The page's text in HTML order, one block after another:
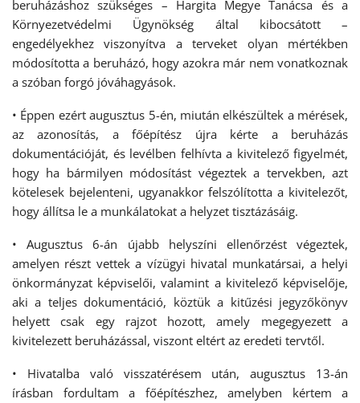
beruházáshoz szükséges – Hargita Megye Tanácsa és a
Környezetvédelmi Ügynökség által kibocsátott –
engedélyekhez viszonyítva a terveket olyan mértékben
módosította a beruházó, hogy azokra már nem vonatkoznak
a szóban forgó jóváhagyások.
• Éppen ezért augusztus 5-én, miután elkészültek a mérések,
az azonosítás, a főépítész újra kérte a beruházás
dokumentációját, és levélben felhívta a kivitelező figyelmét,
hogy ha bármilyen módosítást végeztek a tervekben, azt
kötelesek bejelenteni, ugyanakkor felszólította a kivitelezőt,
hogy állítsa le a munkálatokat a helyzet tisztázásáig.
• Augusztus 6-án újabb helyszíni ellenőrzést végeztek,
amelyen részt vettek a vízügyi hivatal munkatársai, a helyi
önkormányzat képviselői, valamint a kivitelező képviselője,
aki a teljes dokumentáció, köztük a kitűzési jegyzőkönyv
helyett csak egy rajzot hozott, amely megegyezett a
kivitelezett beruházással, viszont eltért az eredeti tervtől.
• Hivatalba való visszatérésem után, augusztus 13-án
írásban fordultam a főépítészhez, amelyben kértem a